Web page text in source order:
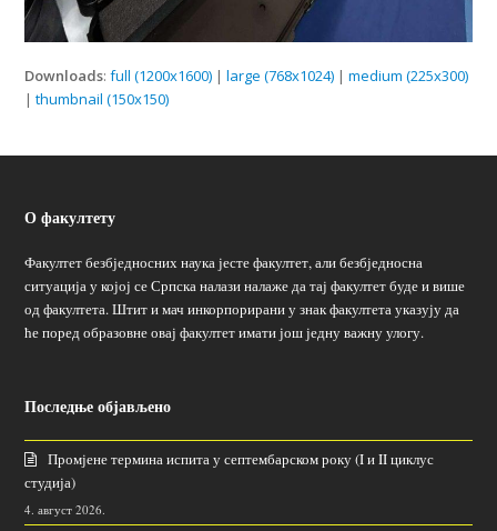
Downloads:full (1200x1600) |large (768x1024) |medium (225x300)
|thumbnail (150x150)
О факултету
Факултет безбједносних наука јесте факултет, али безбједносна
ситуација у којој се Српска налази налаже да тај факултет буде и више
од факултета. Штит и мач инкорпорирани у знак факултета указују да
ће поред образовне овај факултет имати још једну важну улогу.
Последње објављено
Промјене термина испита у септембарском року (I и II циклус
студија)
4. август 2026.